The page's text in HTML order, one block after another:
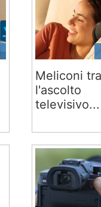
Meliconi
l'ascolto
televisivo...